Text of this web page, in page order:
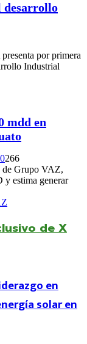
desarrollo
por primera
Industrial
mdd en
0266
de Grupo VAZ,
y estima generar
de X
en
solar en